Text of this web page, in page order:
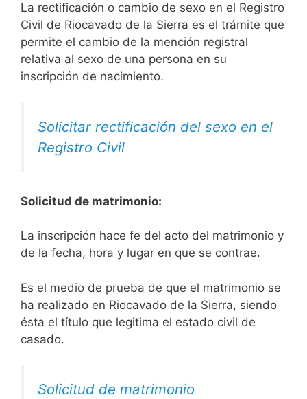
La rectificación o cambio de sexo en el Registro
Civil de Riocavado de la Sierra es el trámite que
permite el cambio de la mención registral
relativa al sexo de una persona en su
inscripción de nacimiento.
Solicitar rectificación del sexo en el
Registro Civil
Solicitud de matrimonio:
La inscripción hace fe del acto del matrimonio y
de la fecha, hora y lugar en que se contrae.
Es el medio de prueba de que el matrimonio se
ha realizado en Riocavado de la Sierra, siendo
ésta el título que legitima el estado civil de
casado.
Solicitud de matrimonio